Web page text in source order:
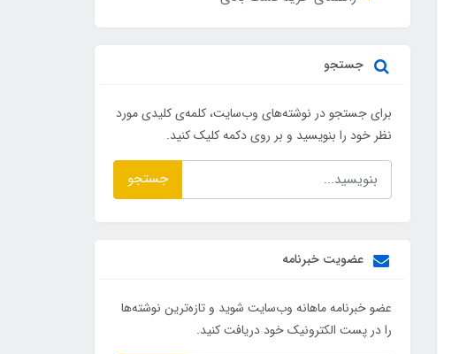
جستجو
برای جستجو در نوشته‌های وب‌سایت، کلمه‌ی کلیدی مورد
نظر خود را بنویسید و بر روی دکمه کلیک کنید.
جستجو
عضویت خبرنامه
عضو خبرنامه ماهانه وب‌سایت شوید و تازه‌ترین نوشته‌ها
را در پست الکترونیک خود دریافت کنید.